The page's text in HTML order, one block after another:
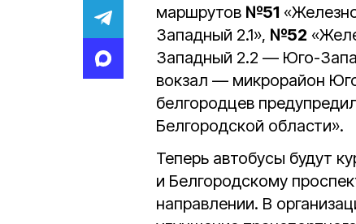
маршрутов №51
Западный 2.1», №52
Западный 2.2 — Юго-
вокзал — микрорайон
белгородцев
Белгородской области».
Теперь автобусы будут
и Белгородскому
направлении. В